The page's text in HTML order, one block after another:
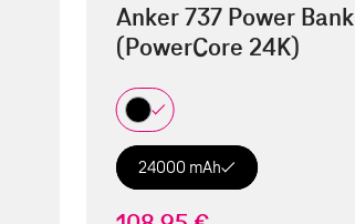
Anker 737 Power Bank
(PowerCore 24K)
24000 mAh